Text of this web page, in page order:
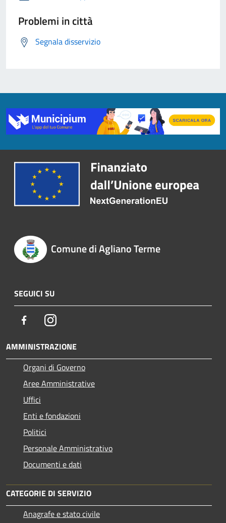
Problemi in città
Segnala disservizio
Comune di Agliano Terme
SEGUICI SU
FacebookInstagram
AMMINISTRAZIONE
Organi di Governo
Aree Amministrative
Uffici
Enti e fondazioni
Politici
Personale Amministrativo
Documenti e dati
CATEGORIE DI SERVIZIO
Anagrafe e stato civile